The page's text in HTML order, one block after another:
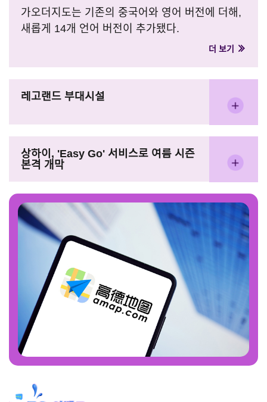
가오더지도는 기존의 중국어와 영어 버전에 더해,
새롭게 14개 언어 버전이 추가됐다.
더 보기
레고랜드 부대시설
상하이, 'Easy Go' 서비스로 여름 시즌
본격 개막​